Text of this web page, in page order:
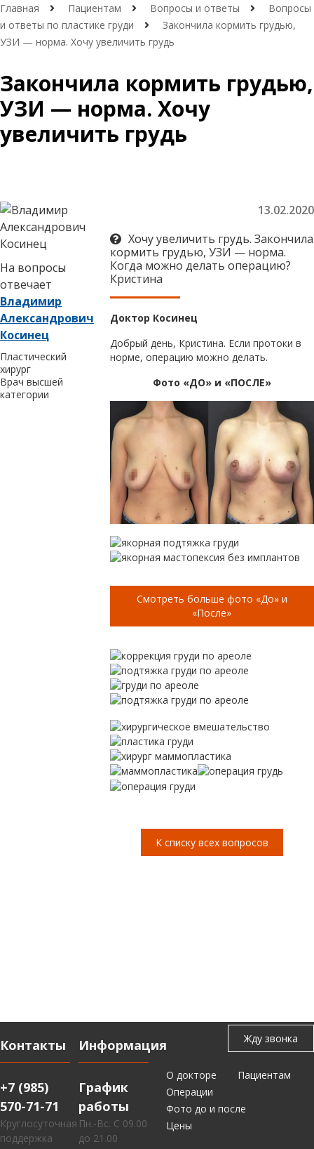
Главная Пациентам Вопросы и ответы
Вопросы
и ответы по пластике груди
Закончила кормить грудью,
УЗИ — норма. Хочу увеличить грудь
Закончила кормить грудью,
УЗИ — норма. Хочу
увеличить грудь
На вопросы
отвечает
Владимир
Александрович
Косинец
Пластический
хирург
Врач высшей
категории
13.02.2020
Хочу увеличить грудь. Закончила
кормить грудью, УЗИ — норма.
Когда можно делать операцию?
Кристина
Доктор Косинец
Добрый день, Кристина. Если протоки в
норме, операцию можно делать.
Фото «ДО» и «ПОСЛЕ»
Смотреть больше фото «До» и
«После»
К списку всех вопросов
Контакты
+7 (985)
570-71-71
Круглосуточная
поддержка
Информация
График
работы
Пн.-Вс. С 09.00
до 21.00
О докторе
Пациентам
Операции
Фото до и после
Цены